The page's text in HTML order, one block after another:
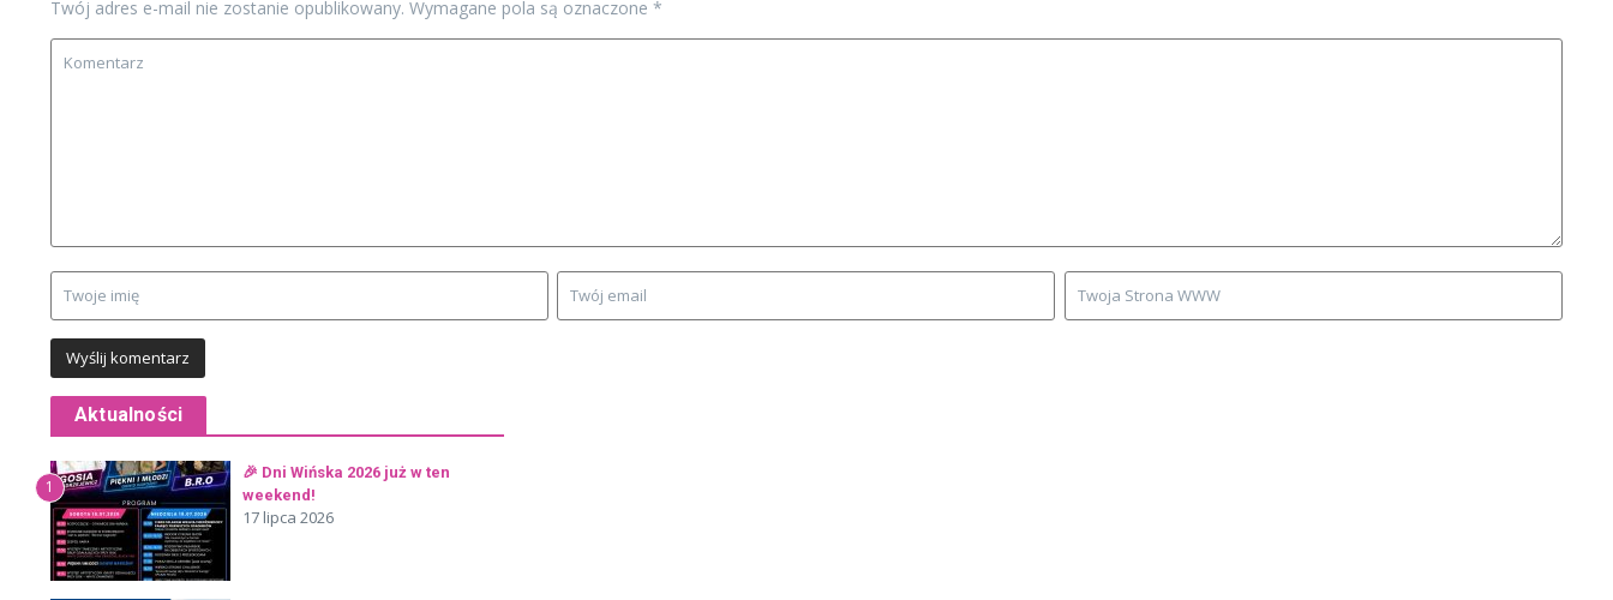
Twój adres e-mail nie zostanie opublikowany. Wymagane pola są oznaczone *
Aktualności
1
🎉 Dni Wińska 2026 już w ten
weekend!
17 lipca 2026